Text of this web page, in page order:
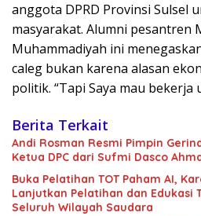
anggota DPRD Provinsi Sulsel
masyarakat. Alumni pesantren
Muhammadiyah ini
caleg bukan karena alasan
politik. “Tapi Saya mau bekerja
Berita Terkait
Andi Rosman Resmi Pimpin
Ketua DPC dari Sufmi Dasco
Buka Pelatihan TOT Paham AI,
Lanjutkan Pelatihan dan Edukasi
Seluruh Wilayah Saudara